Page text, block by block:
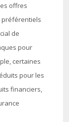
offres
préférentiels
de
pour
certaines
pour les
financiers,